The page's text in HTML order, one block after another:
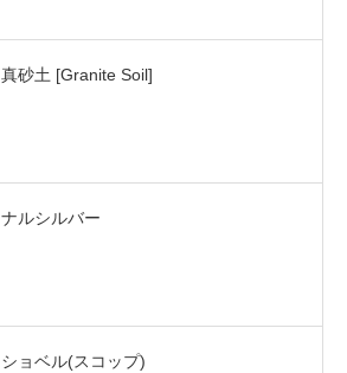
真砂土 [Granite Soil]
ナルシルバー
ショベル(スコップ)